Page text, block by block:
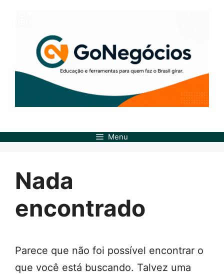
conteúdo
Menu
Nada
encontrado
Parece que não foi possível encontrar o
que você está buscando. Talvez uma